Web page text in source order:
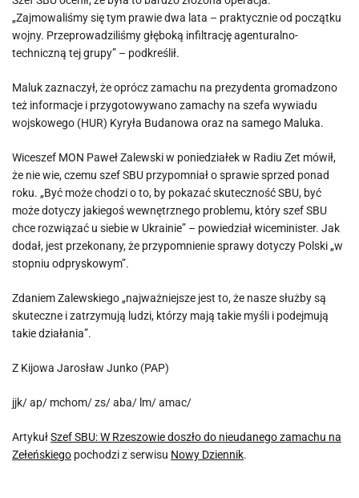
„Zajmowaliśmy się tym prawie dwa lata – praktycznie od początku
wojny. Przeprowadziliśmy głęboką infiltrację agenturalno-
techniczną tej grupy” – podkreślił.
Maluk zaznaczył, że oprócz zamachu na prezydenta gromadzono
też informacje i przygotowywano zamachy na szefa wywiadu
wojskowego (HUR) Kyryła Budanowa oraz na samego Maluka.
Wiceszef MON Paweł Zalewski w poniedziałek w Radiu Zet mówił,
że nie wie, czemu szef SBU przypomniał o sprawie sprzed ponad
roku. „Być może chodzi o to, by pokazać skuteczność SBU, być
może dotyczy jakiegoś wewnętrznego problemu, który szef SBU
chce rozwiązać u siebie w Ukrainie” – powiedział wiceminister. Jak
dodał, jest przekonany, że przypomnienie sprawy dotyczy Polski „w
stopniu odpryskowym”.
Zdaniem Zalewskiego „najważniejsze jest to, że nasze służby są
skuteczne i zatrzymują ludzi, którzy mają takie myśli i podejmują
takie działania”.
Z Kijowa Jarosław Junko (PAP)
jjk/ ap/ mchom/ zs/ aba/ lm/ amac/
ArtykułSzef SBU: W Rzeszowie doszło do nieudanego zamachu na
Zełeńskiego pochodzi z serwisu Nowy Dziennik.